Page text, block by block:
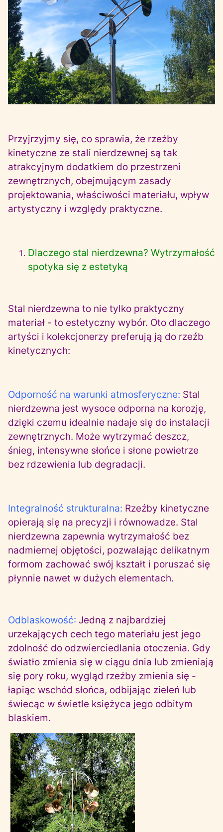
Przyjrzyjmy się, co sprawia, że rzeźby
kinetyczne ze stali nierdzewnej są tak
atrakcyjnym dodatkiem do przestrzeni
zewnętrznych, obejmującym zasady
projektowania, właściwości materiału, wpływ
artystyczny i względy praktyczne.
Dlaczego stal nierdzewna? Wytrzymałość
spotyka się z estetyką
Stal nierdzewna to nie tylko praktyczny
materiał - to estetyczny wybór. Oto dlaczego
artyści i kolekcjonerzy preferują ją do rzeźb
kinetycznych:
Odporność na warunki atmosferyczne: Stal
nierdzewna jest wysoce odporna na korozję,
dzięki czemu idealnie nadaje się do instalacji
zewnętrznych. Może wytrzymać deszcz,
śnieg, intensywne słońce i słone powietrze
bez rdzewienia lub degradacji.
Integralność strukturalna: Rzeźby kinetyczne
opierają się na precyzji i równowadze. Stal
nierdzewna zapewnia wytrzymałość bez
nadmiernej objętości, pozwalając delikatnym
formom zachować swój kształt i poruszać się
płynnie nawet w dużych elementach.
Odblaskowość: Jedną z najbardziej
urzekających cech tego materiału jest jego
zdolność do odzwierciedlania otoczenia. Gdy
światło zmienia się w ciągu dnia lub zmieniają
się pory roku, wygląd rzeźby zmienia się -
łapiąc wschód słońca, odbijając zieleń lub
świecąc w świetle księżyca jego odbitym
blaskiem.